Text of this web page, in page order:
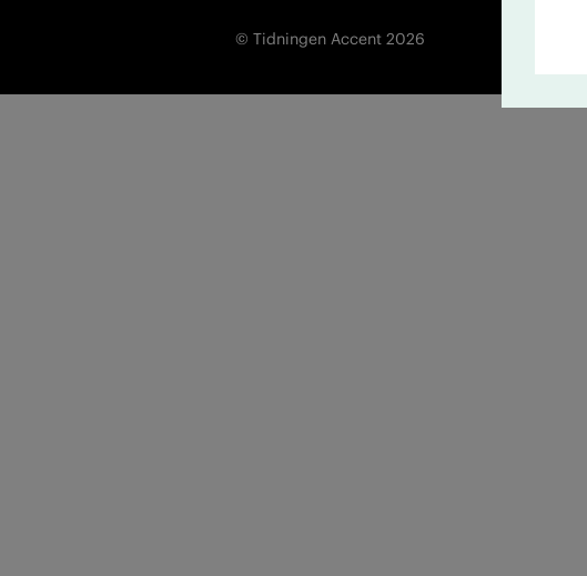
© Tidningen Accent 2026